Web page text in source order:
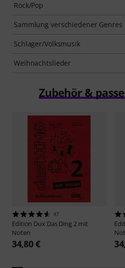
Rock/Pop
Sammlung verschiedener Genres
Schlager/Volksmusik
Weihnachtslieder
Zubehör &
47
Edition Dux Das Ding 2 mit
Noten
34,80 €